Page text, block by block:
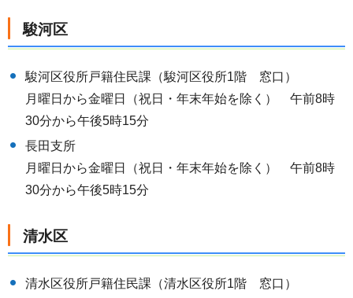
駿河区
駿河区役所戸籍住民課（駿河区役所1階 窓口）
月曜日から金曜日（祝日・年末年始を除く） 午前8時
30分から午後5時15分
長田支所
月曜日から金曜日（祝日・年末年始を除く） 午前8時
30分から午後5時15分
清水区
清水区役所戸籍住民課（清水区役所1階 窓口）